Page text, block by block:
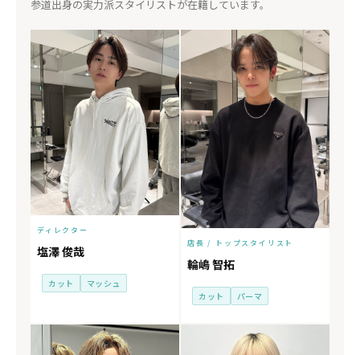
参道出身の実力派スタイリストが在籍しています。
ディレクター
塩澤 俊哉
カット マッシュ
店長 / トップスタイリスト
輪嶋 智拓
カット パーマ